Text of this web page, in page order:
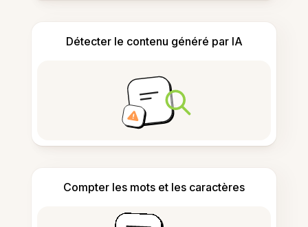
Détecter le contenu généré par IA
Compter les mots et les caractères